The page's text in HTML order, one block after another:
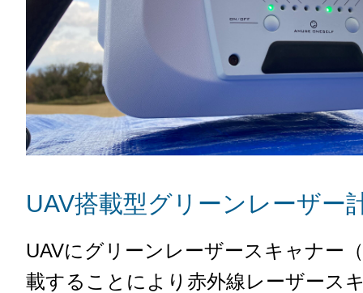
UAV搭載型グリーンレーザー
UAVにグリーンレーザースキャナー
載することにより赤外線レーザース